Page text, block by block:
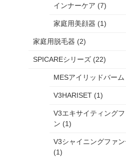
インナーケア (7)
家庭用美顔器 (1)
家庭用脱毛器 (2)
SPICAREシリーズ (22)
MESアイリッドバーム
V3HARISET (1)
V3エキサイティング
ン (1)
V3シャイニングファ
(1)